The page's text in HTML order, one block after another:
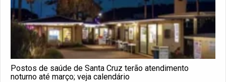
Postos de saúde de Santa Cruz terão atendimento
noturno até março; veja calendário